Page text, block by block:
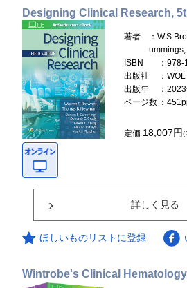
Designing Clinical Research,
著者
：
ISBN
：
出版社
：
出版年
：
ページ数 ：
定価 18,007円(
詳しく見る
ほしいものリストに登録
Wintrobe's Clinical